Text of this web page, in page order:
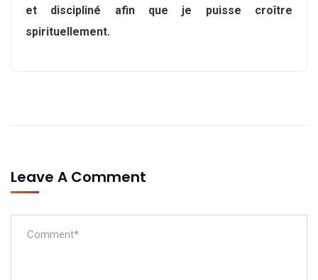
et discipliné afin que je puisse croître
spirituellement.
Leave A Comment